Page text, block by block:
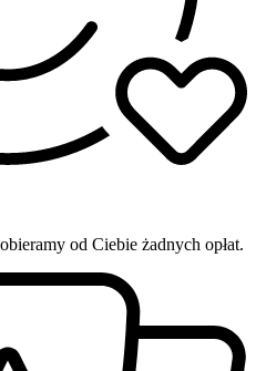
od Ciebie żadnych opłat.